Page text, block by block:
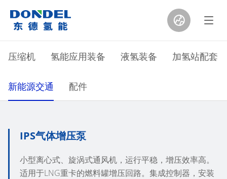
压缩机 氢能应用装备 液氢装备 加氢站配套
新能源交通 配件
氢气循环泵 引射器
分水器
超级高压风扇
IPS气体增压泵
小型离心式、旋涡式通风机，运行平稳，增压效率高。
适用于LNG重卡的燃料罐增压回路。集成控制器，安装